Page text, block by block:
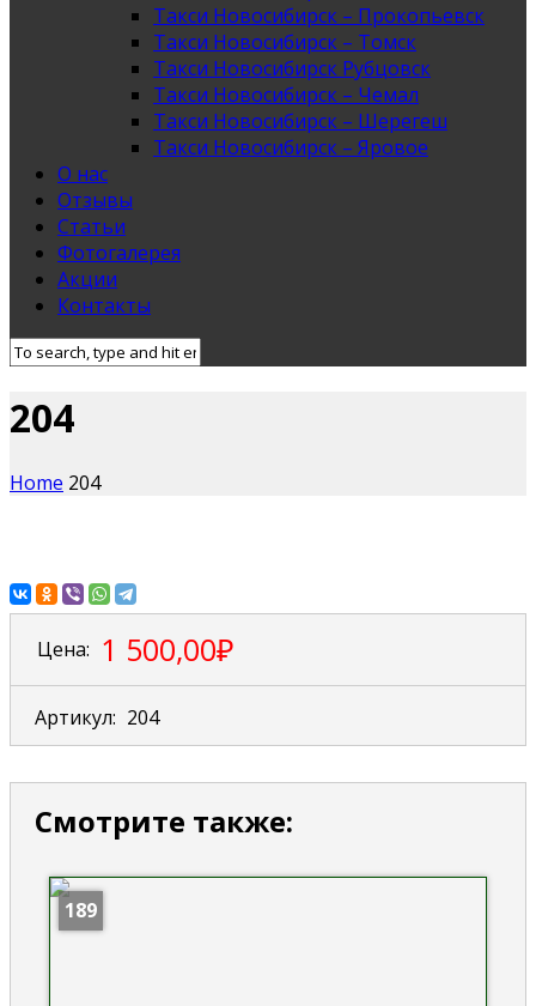
Такси Новосибирск – Прокопьевск
Такси Новосибирск – Томск
Такси Новосибирск Рубцовск
Такси Новосибирск – Чемал
Такси Новосибирск – Шерегеш
Такси Новосибирск – Яровое
О нас
Отзывы
Статьи
Фотогалерея
Акции
Контакты
204
Home 204
Цена: 1 500,00₽
Артикул: 204
Смотрите также:
189